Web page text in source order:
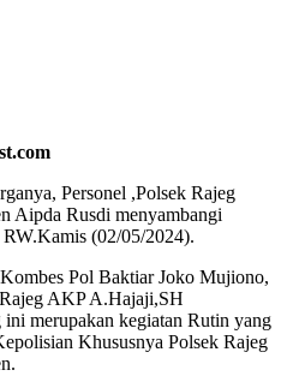
Personel ,Polsek Rajeg
Aipda Rusdi menyambangi
(02/05/2024).
Pol Baktiar Joko Mujiono,
AKP A.Hajaji,SH
merupakan kegiatan Rutin yang
Khususnya Polsek Rajeg